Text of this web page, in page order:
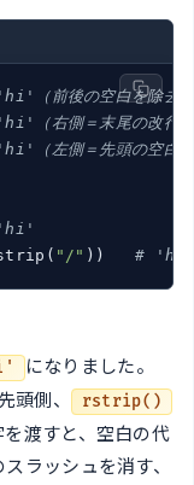
（前後の空白を除去
（右側＝末尾の改行を
（左側＝先頭の空白を
"/" )) #
になりました。
頭側、 rstrip()
渡すと、空白の代
ラッシュを消す、